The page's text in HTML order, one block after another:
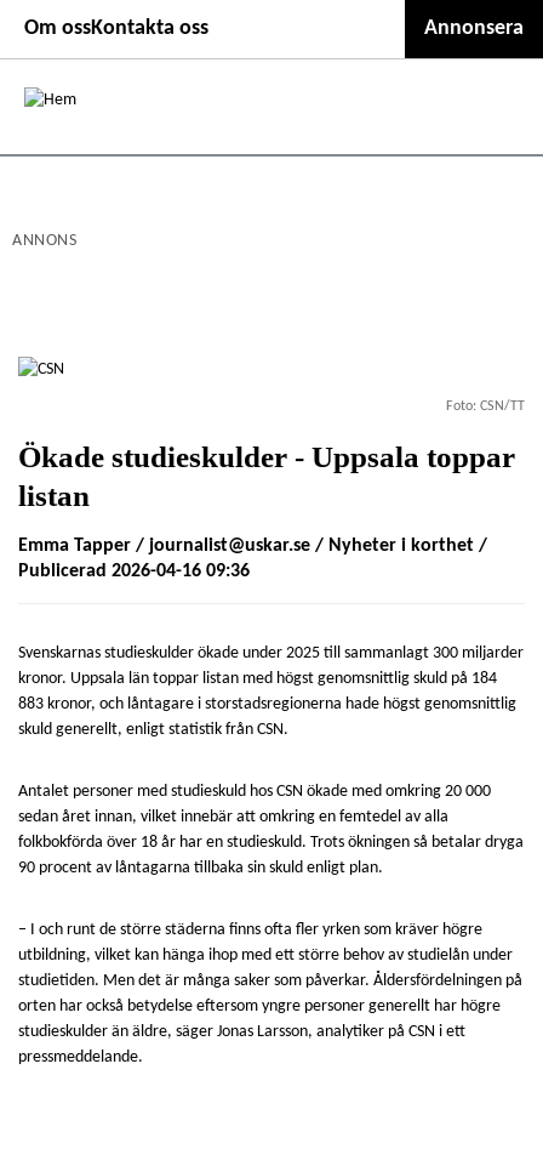
huvudinnehåll
Second
header
menu
Om ossKontakta oss Annonsera
ANNONS
Foto: CSN/TT
Ökade studieskulder - Uppsala toppar
listan
Emma Tapper / journalist@uskar.se / Nyheter i korthet /
Publicerad 2026-04-16 09:36
Svenskarnas studieskulder ökade under 2025 till sammanlagt 300 miljarder
kronor. Uppsala län toppar listan med högst genomsnittlig skuld på 184
883 kronor, och låntagare i storstadsregionerna hade högst genomsnittlig
skuld generellt, enligt statistik från CSN.
Antalet personer med studieskuld hos CSN ökade med omkring 20 000
sedan året innan, vilket innebär att omkring en femtedel av alla
folkbokförda över 18 år har en studieskuld. Trots ökningen så betalar dryga
90 procent av låntagarna tillbaka sin skuld enligt plan.
– I och runt de större städerna finns ofta fler yrken som kräver högre
utbildning, vilket kan hänga ihop med ett större behov av studielån under
studietiden. Men det är många saker som påverkar. Åldersfördelningen på
orten har också betydelse eftersom yngre personer generellt har högre
studieskulder än äldre, säger Jonas Larsson, analytiker på CSN i ett
pressmeddelande.